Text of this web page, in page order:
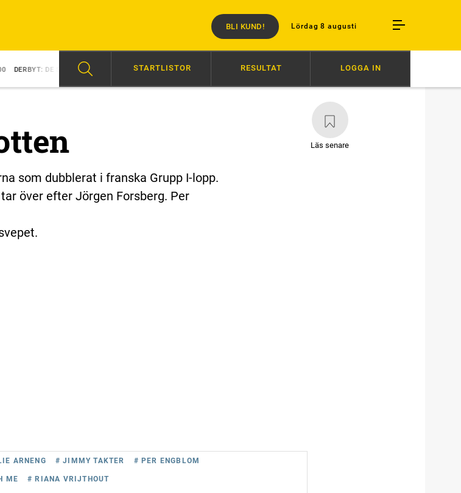
Lördag 8 augusti
BLI KUND!
HOPPEN 15:48 NY KUSK PÅ NEZUKO KAMADO 20:26 HÄSTENS VÄLFÄRD ÄR INTE FÖRHANDLINGSBAR
STARTLISTOR RESULTAT LOGGA IN
Läs senare
som dubblerat i franska Grupp I-lopp.
över efter Jörgen Forsberg. Per
ARNENG # JIMMY TAKTER # PER ENGBLOM
ME # RIANA VRIJTHOUT